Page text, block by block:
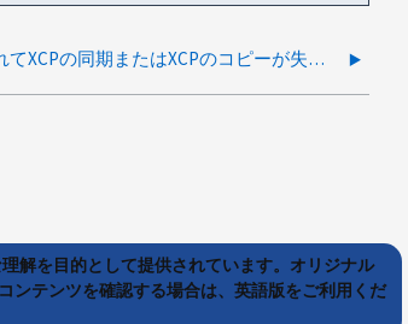
権限が拒否されてXCPの同期またはXCPのコピーが失敗しました
解を目的として提供されています。オリジナル
ンテンツを確認する場合は、英語版をご利用くだ